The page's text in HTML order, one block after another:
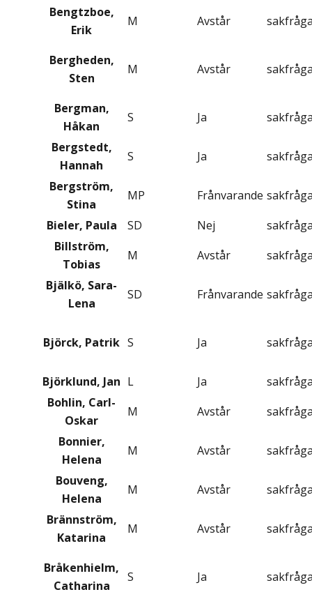
Bengtzboe,
Erik
M Avstår
Bergheden,
Sten
M Avstår
Bergman,
Håkan
S Ja
Bergstedt,
Hannah
S Ja
Bergström,
Stina
MP Frånvarande
Bieler, Paula
SD Nej
Billström,
Tobias
M Avstår
Bjälkö, Sara-
Lena
SD Frånvarande
Björck, Patrik S Ja
Björklund, Jan L Ja
Bohlin, Carl-
Oskar
M Avstår
Bonnier,
Helena
M Avstår
Bouveng,
Helena
M Avstår
Brännström,
Katarina
M Avstår
Bråkenhielm,
Catharina
S Ja